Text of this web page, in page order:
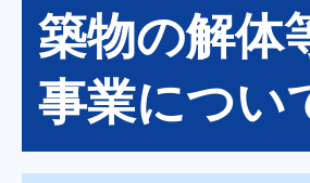
築物の解体
事業につい